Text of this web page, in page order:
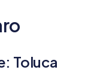
Toluca